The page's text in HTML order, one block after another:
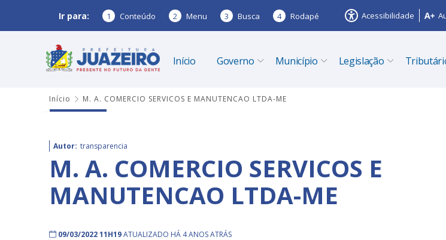
Ir para: 1 Conteúdo 2 Menu 3 Busca 4 Rodapé Acessibilidade
Início Governo Município Legislação
Início M. A. COMERCIO SERVICOS E MANUTENCAO LTDA-ME
Autor: transparencia
M. A. COMERCIO SERVICOS E
MANUTENCAO LTDA-ME
09/03/2022 11H19ATUALIZADO HÁ 4 ANOS ATRÁS